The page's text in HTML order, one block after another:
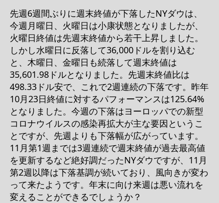
先週6週間ぶりに週末終値が下落したNYダウは、
今週月曜日、火曜日は小康状態となりましたが、
火曜日終値は先週末終値から若干上昇しました。
しかし水曜日に反落して36,000ドルを割り込む
と、木曜日、金曜日も続落して週末終値は
35,601.98ドルとなりました。先週末終値比は
498.33ドル安で、これで2週連続の下落です。昨年
10月23日終値に対するパフォーマンスは125.64%
となりました。今週の下落はヨーロッパでの新型
コロナウイルスの感染再拡大が主な要因というこ
とですが、先週よりも下落幅が広がっています。
11月第1週までは3週連続で週末終値が過去最高値
を更新するなど絶好調だったNYダウですが、11月
第2週以降は下落基調が続いており、風向きが変わ
って来たようです。年末に向け来週は悪い流れを
変えることができるでしょうか？